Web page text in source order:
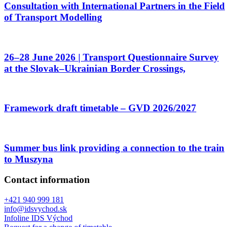
Consultation with International Partners in the Field
of Transport Modelling
26–28 June 2026 | Transport Questionnaire Survey
at the Slovak–Ukrainian Border Crossings,
Framework draft timetable – GVD 2026/2027
Summer bus link providing a connection to the train
to Muszyna
Contact information
+421 940 999 181
info@idsvychod.sk
Infoline IDS Východ